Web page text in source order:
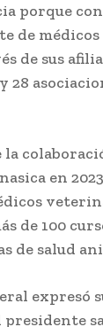
porque
de
de sus
28
la
en
de 100
de salud
expresó